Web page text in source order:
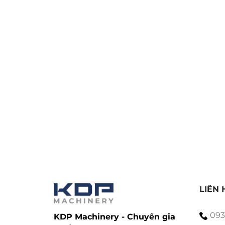
KDP Machinery - Chuyên gia
LIÊN